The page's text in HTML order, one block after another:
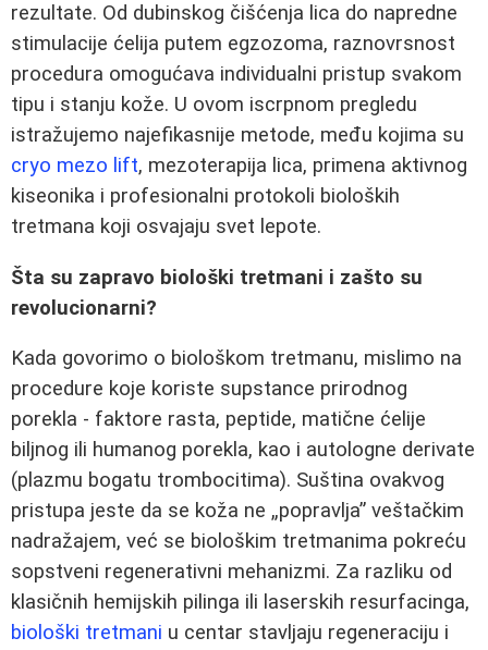
rezultate. Od dubinskog čišćenja lica do napredne
stimulacije ćelija putem egzozoma, raznovrsnost
procedura omogućava individualni pristup svakom
tipu i stanju kože. U ovom iscrpnom pregledu
istražujemo najefikasnije metode, među kojima su
cryo mezo lift, mezoterapija lica, primena aktivnog
kiseonika i profesionalni protokoli bioloških
tretmana koji osvajaju svet lepote.
Šta su zapravo biološki tretmani i zašto su
revolucionarni?
Kada govorimo o biološkom tretmanu, mislimo na
procedure koje koriste supstance prirodnog
porekla - faktore rasta, peptide, matične ćelije
biljnog ili humanog porekla, kao i autologne derivate
(plazmu bogatu trombocitima). Suština ovakvog
pristupa jeste da se koža ne „popravlja” veštačkim
nadražajem, već se biološkim tretmanima pokreću
sopstveni regenerativni mehanizmi. Za razliku od
klasičnih hemijskih pilinga ili laserskih resurfacinga,
biološki tretmani u centar stavljaju regeneraciju i